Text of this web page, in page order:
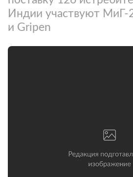
Индии участвуют МиГ-
и Gripen